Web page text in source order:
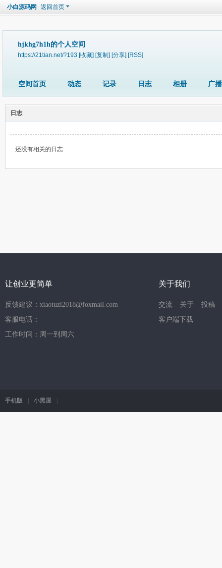
小白源码网 返回首页
hjkhg7h1h的个人空间
https://21tian.net/?193 [收藏] [复制] [分享] [RSS]
空间首页 动态 记录 日志 相册 广播
日志
还没有相关的日志
让创业更简单
反馈建议：xiaotuzi2018@foxmail.com
客服电话：
工作时间：周一到周六
关于我们
交流 关于
投稿
客户端下载
手机版 小黑屋